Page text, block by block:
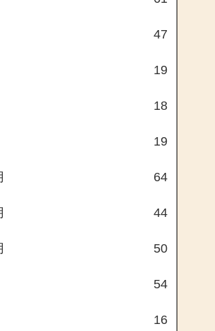
47
19
18
19
64
44
50
54
16